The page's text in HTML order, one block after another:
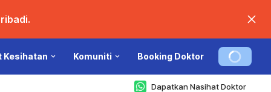
Kesihatan Komuniti Booking Doktor
Dapatkan Nasihat Doktor